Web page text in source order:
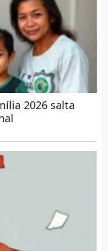
2026 salta